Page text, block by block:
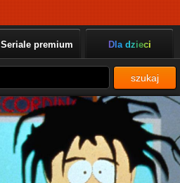
Seriale premium Dla dzieci
szukaj